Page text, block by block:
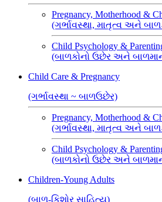
Pregnancy, Motherhood &
(ગર્ભાવસ્થા, માતૃત્વ અને
Child Psychology &
(બાળકોનો ઉછેર અને
Child Care & Pregnancy
(ગર્ભાવસ્થા ~ બાળઉછેર)
Pregnancy, Motherhood &
(ગર્ભાવસ્થા, માતૃત્વ અને
Child Psychology &
(બાળકોનો ઉછેર અને
Children-Young Adults
(બાળ-કિશોર સાહિત્ય)